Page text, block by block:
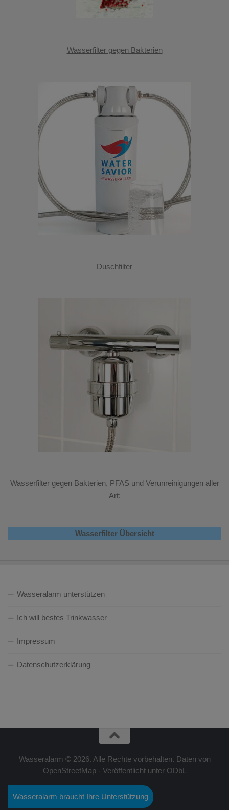
Wasserfilter gegen Bakterien
Duschfilter
Wasserfilter gegen Bakterien, PFAS und Verunreinigungen aller
Art:
Wasserfilter Übersicht
Wasseralarm unterstützen
Ich will bestes Trinkwasser
Impressum
Datenschutzerklärung
Wasseralarm braucht Ihre Unterstützung
Wasseralarm © 2026. Alle Rechte vorbehalten. Daten von
OpenStreetMap - Veröffentlicht unter ODbL